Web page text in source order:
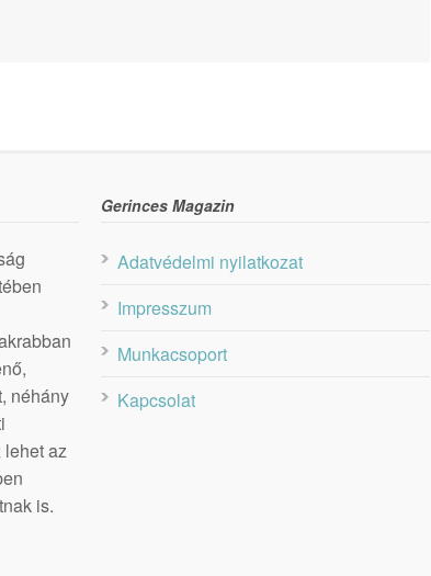
néhány
az
is.
Gerinces Magazin
Adatvédelmi nyilatkozat
Impresszum
Munkacsoport
Kapcsolat